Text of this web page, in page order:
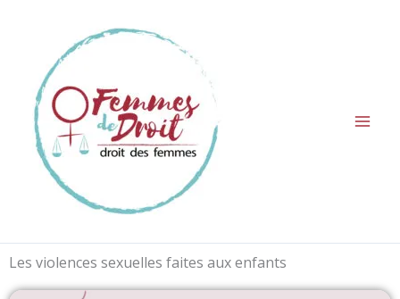
Les violences sexuelles faites aux enfants